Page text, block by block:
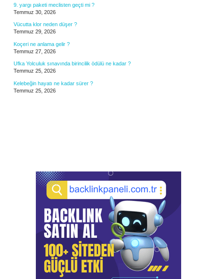
9. yargı paketi meclisten geçti mi ?
Temmuz 30, 2026
Vücutta klor neden düşer ?
Temmuz 29, 2026
Koçeri ne anlama gelir ?
Temmuz 27, 2026
Ufka Yolculuk sınavında birincilik ödülü ne kadar ?
Temmuz 25, 2026
Kelebeğin hayatı ne kadar sürer ?
Temmuz 25, 2026